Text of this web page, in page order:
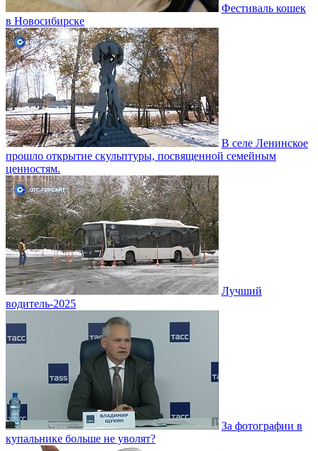
Фестиваль кошек
в Новосибирске
В селе Ленинское
прошло открытие скульптуры, посвященной семейным
ценностям.
Лучший
водитель-2025
За фотографии в
купальнике больше не уволят?